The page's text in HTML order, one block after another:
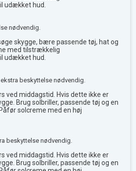
udækket hud.
nødvendig.
skygge, bære passende tøj, hat og
med tilstrækkelig
udækket hud.
ekstra beskyttelse nødvendig.
ved middagstid. Hvis dette ikke er
Brug solbriller, passende tøj og en
solcreme med en høj
beskyttelse nødvendig.
ved middagstid. Hvis dette ikke er
Brug solbriller, passende tøj og en